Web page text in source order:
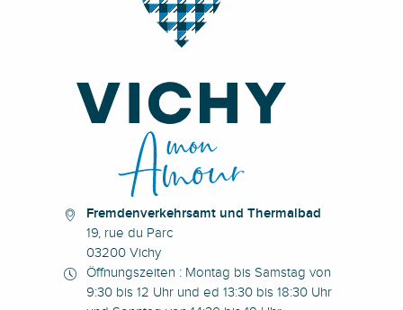
Fremdenverkehrsamt und Thermalbad
19, rue du Parc
03200 Vichy
Öffnungszeiten : Montag bis Samstag von
9:30 bis 12 Uhr und ed 13:30 bis 18:30 Uhr